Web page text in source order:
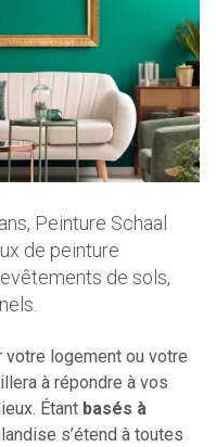
Peinture Schaal
de peinture
de sols,
logement ou votre
à répondre à vos
Étant basés à
s’étend à toutes